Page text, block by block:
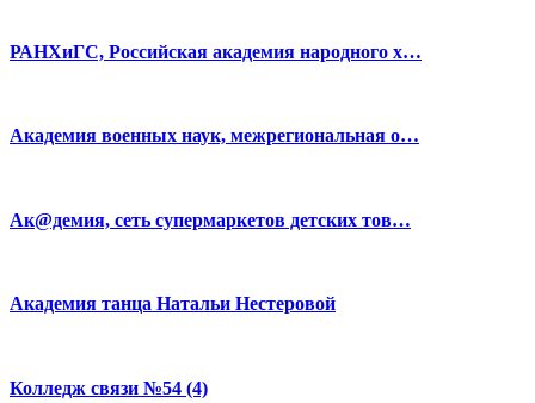
РАНХиГС, Российская академия народного х…
Академия военных наук, межрегиональная о…
Ак@демия, сеть супермаркетов детских тов…
Академия танца Натальи Нестеровой
Колледж связи №54 (4)